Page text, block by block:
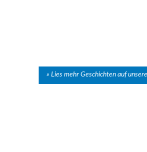
Lies mehr Geschichten auf